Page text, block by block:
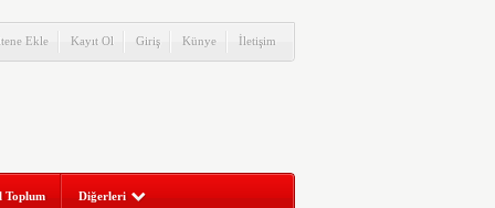
Ekle Kayıt Ol Giriş Künye İletişim
Toplum Diğerleri